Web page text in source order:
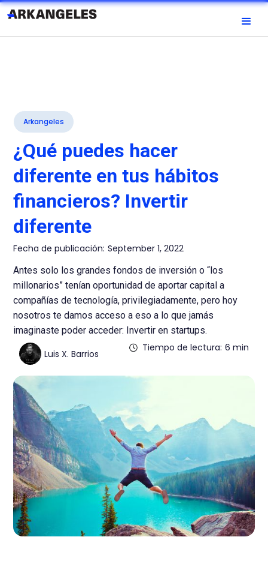
Arkangeles
¿Qué puedes hacer
diferente en tus hábitos
financieros? Invertir
diferente
Fecha de publicación: September 1, 2022
Antes solo los grandes fondos de inversión o “los
millonarios” tenían oportunidad de aportar capital a
compañías de tecnología, privilegiadamente, pero hoy
nosotros te damos acceso a eso a lo que jamás
imaginaste poder acceder: Invertir en startups.
Luis X. Barrios
Tiempo de lectura: 6 min